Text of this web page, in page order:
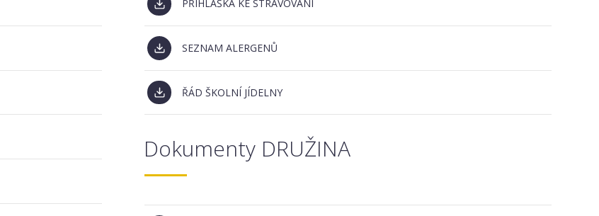
PŘIHLÁŠKA KE STRAVOVÁNÍ
SEZNAM ALERGENŮ
ŘÁD ŠKOLNÍ JÍDELNY
Dokumenty DRUŽINA